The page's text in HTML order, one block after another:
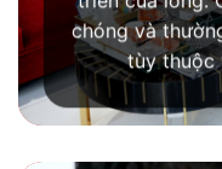
chóng và
tùy thuộc